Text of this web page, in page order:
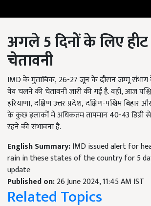
अगले5दिनों के लिए
चेतावनी
IMD के मुताबिक, 26-27 जून के दौरान जम्मू
वेव चलने की चेतावनी जारी की गई है. वही, आज
हरियाणा, दक्षिण उत्तर प्रदेश, दक्षिण-पश्चिम बिहार
के कुछ इलाकों में अधिकतम तापमान 40-43 डिग्री
रहने की संभावना है.
English Summary:IMD issued alert for
rain in these states of the country for 5
update
Published on:26 June 2024, 11:45 AM IST
Related Topics